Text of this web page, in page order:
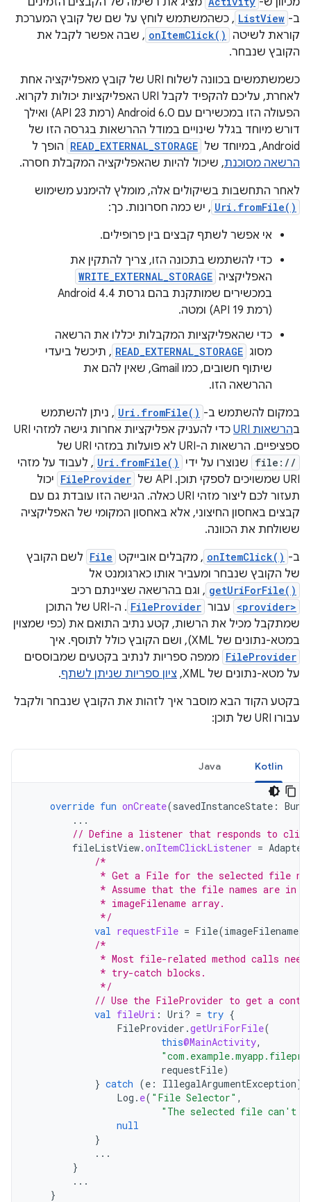
ב- ListView , כשהמשתמש לוחץ על שם של קובץ המערכת
קוראת לשיטה
onItemClick() , שבה אפשר לקבל את
הקובץ שנבחר.
כשמשתמשים בכוונה לשלוח URI של קובץ מאפליקציה אחת
לאחרת, עליכם להקפיד לקבל URI האפליקציות יכולות לקרוא.
הפעולה הזו במכשירים עם Android 6.0 (רמת API 23) ואילך
דורש מיוחד בגלל שינויים במודל ההרשאות בגרסה הזו של
Android, במיוחד של
READ_EXTERNAL_STORAGE הופך ל
הרשאה מסוכנת, שיכול להיות שהאפליקציה המקבלת חסרה.
לאחר התחשבות בשיקולים אלה, מומלץ להימנע משימוש
Uri.fromFile() , יש כמה חסרונות. כך:
אי אפשר לשתף קבצים בין פרופילים.
כדי להשתמש בתכונה הזו, צריך להתקין את
האפליקציה WRITE_EXTERNAL_STORAGE
במכשירים שמותקנת בהם גרסת Android 4.4
(רמת API 19) ומטה.
כדי שהאפליקציות המקבלות יכללו את הרשאה
מסוג READ_EXTERNAL_STORAGE , תיכשל ביעדי
שיתוף חשובים, כמו Gmail, שאין להם את
ההרשאה הזו.
במקום להשתמש ב- Uri.fromFile() , ניתן להשתמש
בהרשאות URI
כדי להעניק אפליקציות אחרות גישה למזהי URI
ספציפיים. הרשאות ה-URI לא פועלות במזהי URI של
file:// שנוצרו על ידי Uri.fromFile() , לעבוד על מזהי
URI שמשויכים לספקי תוכן. API של
FileProvider יכול
תעזור לכם ליצור מזהי URI כאלה. הגישה הזו עובדת גם עם
קבצים באחסון החיצוני, אלא באחסון המקומי של האפליקציה
ששולחת את הכוונה.
ב- onItemClick() , מקבלים אובייקט File לשם הקובץ
של הקובץ שנבחר ומעביר אותו כארגומנט אל
getUriForFile() , וגם בהרשאה שציינתם רכיב
<provider> עבור FileProvider
. ה-URI של התוכן
שמתקבל מכיל את הרשות, קטע נתיב התואם את (כפי שמצוין
במטא-נתונים של XML), ושם הקובץ כולל לתוסף. איך
FileProvider ממפה ספריות לנתיב בקטעים שמבוססים
על מטא-נתונים של XML,
ציון ספריות שניתן לשתף.
בקטע הקוד הבא מוסבר איך לזהות את הקובץ שנבחר ולקבל
עבורו URI של תוכן:
Kotlin
Java
override fun onCreate(savedInstanceState :
...
// Define a listener that responds to
fileListView.onItemClickListener =
/*
* Get a File for the selected file
* Assume that the file names are in
             * imageFilename array.
             */
val requestFile = File(imageFilenames
/*
* Most file-related method calls need
             * try-catch blocks.
             */
// Use the FileProvider to get a
val fileUri : Uri? = try {
FileProvider .getUriForFile(
this@MainActivity,
requestFile)
} catch (e : IllegalArgumentException)
Log . e( "File Selector" ,
"The selected file can't
null
}
...
}
...
}